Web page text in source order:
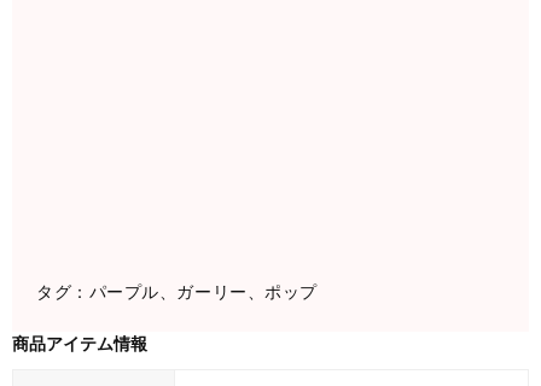
タグ：パープル、ガーリー、ポップ
商品アイテム情報